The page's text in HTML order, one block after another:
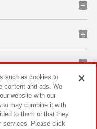
such as cookies to
content and ads. We
website with our
may combine it with
to them or that they
services. Please click